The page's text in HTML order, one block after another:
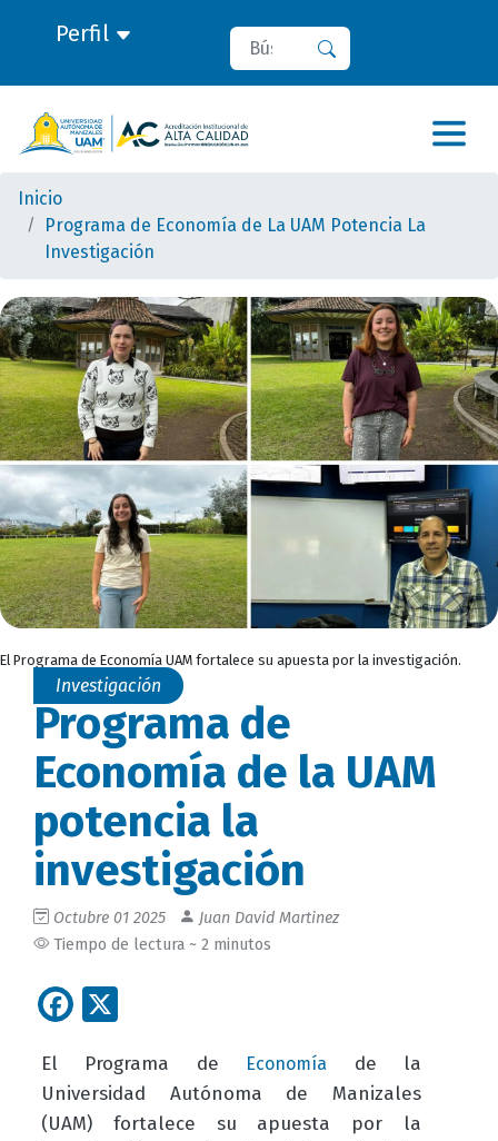
Perfil Buscar
Inicio
Programa de Economía de La UAM Potencia La
Investigación
El Programa de Economía UAM fortalece su apuesta por la investigación.
Investigación
Programa de
Economía de la UAM
potencia la
investigación
Octubre 01 2025
Juan David Martinez
Tiempo de lectura ~ 2 minutos
Facebook
El Programa de Economía de la
Universidad Autónoma de Manizales
(UAM) fortalece su apuesta por la